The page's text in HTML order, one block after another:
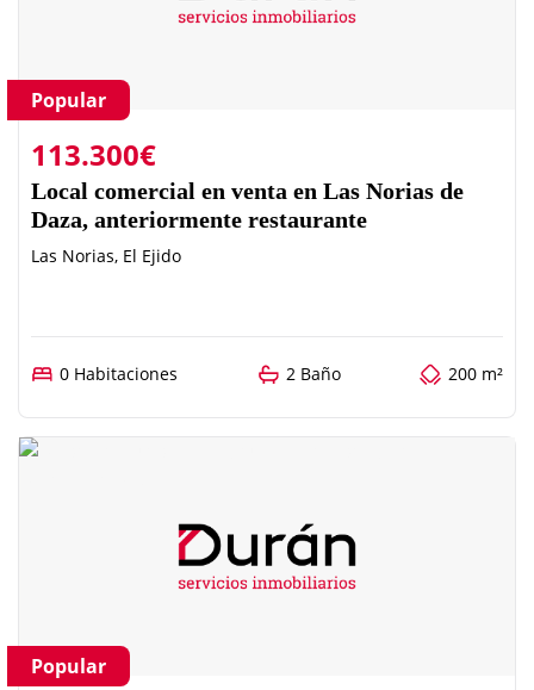
Popular
113.300€
Local comercial en venta en Las Norias de
Daza, anteriormente restaurante
Las Norias, El Ejido
0 Habitaciones 2 Baño 200 m²
Popular